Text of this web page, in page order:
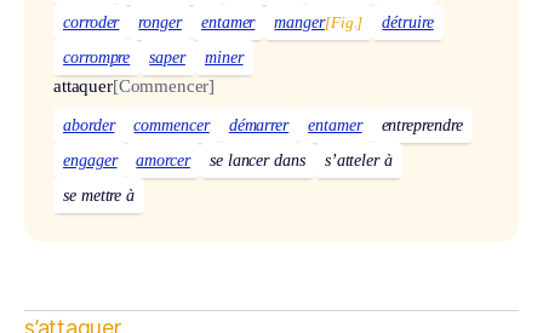
corroder
ronger entamer manger[Fig.]
détruire
corrompre
saper miner
attaquer[Commencer]
aborder commencer démarrer entamer
entreprendre
engager
amorcer se lancer dans
s’atteler à
se mettre à
s’attaquer